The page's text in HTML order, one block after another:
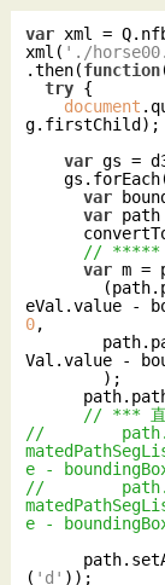
var xml =
xml( './
.then(function
try {
document
g.firstChild);
var gs =
var
var path
// *****
var m =
eVal.value -
0,
Val.value -
// *** 直
//
e -
//
e -
( 'd' ));